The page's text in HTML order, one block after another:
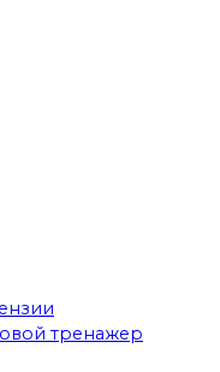
тренажер